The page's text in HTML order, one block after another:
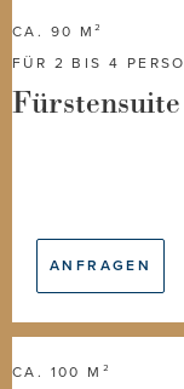
Fürstensuite
CA. 90 M²
FÜR 2 BIS 4
ANFRAGEN
CA. 100 M²